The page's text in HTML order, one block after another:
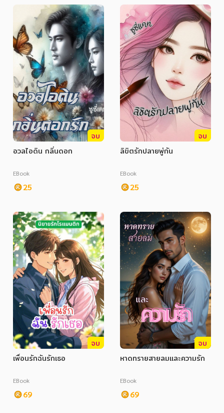
จบ
อวลไอดิน กลิ่นดอก
EBook
25
จบ
ลิขิตรักปลายพู่กัน
EBook
25
จบ
เพื่อนรักฉันรักเธอ
EBook
69
จบ
หาดทรายสายลมและความรัก
EBook
69